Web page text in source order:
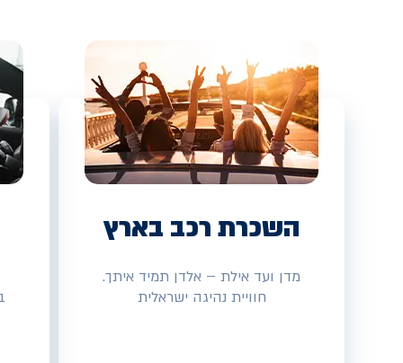
השכרת רכב בארץ
מדן ועד אילת – אלדן תמיד איתך.
חוויית נהיגה ישראלית